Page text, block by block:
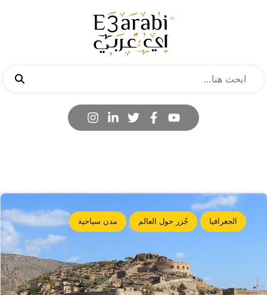
الجغرافيا جُزر حول العالم مدن سياحية